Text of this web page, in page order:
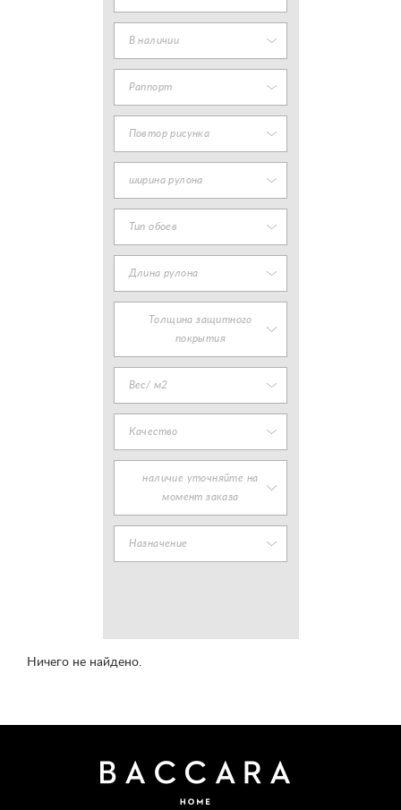
В наличии
Раппорт
Повтор рисунка
ширина рулона
Тип обоев
Длина рулона
Толщина защитного
покрытия
Вес/ м2
Качество
наличие уточняйте на
момент заказа
Назначение
Ничего не найдено.